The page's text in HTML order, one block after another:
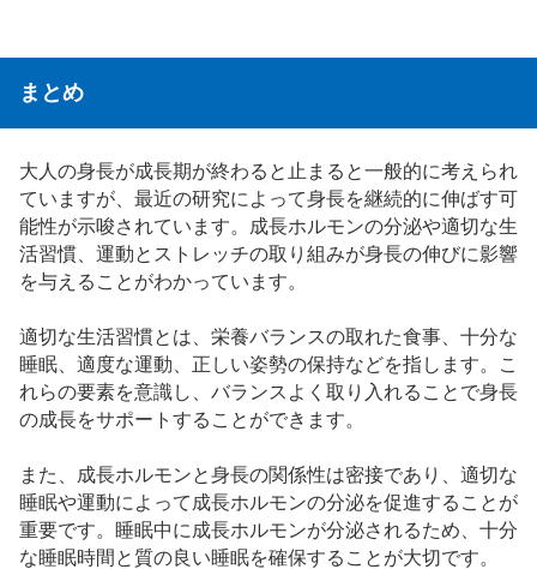
まとめ
大人の身長が成長期が終わると止まると一般的に考えられ
ていますが、最近の研究によって身長を継続的に伸ばす可
能性が示唆されています。成長ホルモンの分泌や適切な生
活習慣、運動とストレッチの取り組みが身長の伸びに影響
を与えることがわかっています。
適切な生活習慣とは、栄養バランスの取れた食事、十分な
睡眠、適度な運動、正しい姿勢の保持などを指します。こ
れらの要素を意識し、バランスよく取り入れることで身長
の成長をサポートすることができます。
また、成長ホルモンと身長の関係性は密接であり、適切な
睡眠や運動によって成長ホルモンの分泌を促進することが
重要です。睡眠中に成長ホルモンが分泌されるため、十分
な睡眠時間と質の良い睡眠を確保することが大切です。